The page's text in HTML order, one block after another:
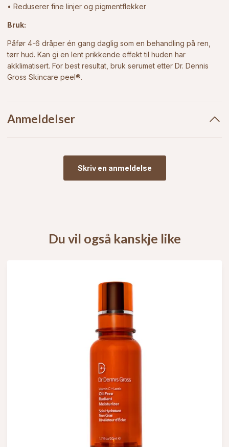
• Reduserer fine linjer og pigmentflekker
Bruk:
Påfør 4-6 dråper én gang daglig som en behandling på ren,
tørr hud. Kan gi en lent prikkende effekt til huden har
akklimatisert. For best resultat, bruk serumet etter Dr. Dennis
Gross Skincare peel®.
Anmeldelser
Skriv en anmeldelse
Du vil også kanskje like